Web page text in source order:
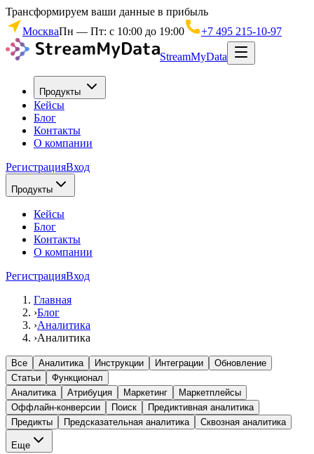
Трансформируем ваши данные в прибыль
МоскваПн — Пт: с 10:00 до 19:00 +7 495 215-10-97
StreamMyData
Продукты
Кейсы
Блог
Контакты
О компании
РегистрацияВход
Продукты
Кейсы
Блог
Контакты
О компании
РегистрацияВход
Главная
›Блог
›Аналитика
›Аналитика
Все Аналитика Инструкции Интеграции
Обновление
Статьи
Функционал
Аналитика
Атрибуция Маркетинг
Маркетплейсы
Оффлайн-конверсии
Поиск
Предиктивная аналитика
Предикты
Предсказательная аналитика Сквозная аналитика
Еще